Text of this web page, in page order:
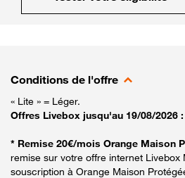
Conditions de l'offre
« Lite » = Léger.
Offres Livebox jusqu'au 19/08/2026 :
* Remise 20€/mois Orange Maison
remise sur votre offre internet Livebox
souscription à Orange Maison